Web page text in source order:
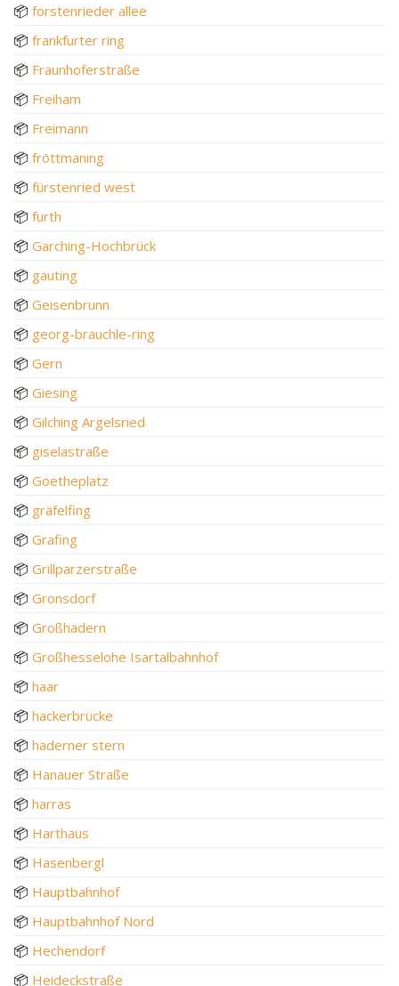
📦 forstenrieder allee
📦 frankfurter ring
📦 Fraunhoferstraße
📦 Freiham
📦 Freimann
📦 fröttmaning
📦 fürstenried west
📦 furth
📦 Garching-Hochbrück
📦 gauting
📦 Geisenbrunn
📦 georg-brauchle-ring
📦 Gern
📦 Giesing
📦 Gilching Argelsried
📦 giselastraße
📦 Goetheplatz
📦 gräfelfing
📦 Grafing
📦 Grillparzerstraße
📦 Gronsdorf
📦 Großhadern
📦 Großhesselohe Isartalbahnhof
📦 haar
📦 hackerbrücke
📦 haderner stern
📦 Hanauer Straße
📦 harras
📦 Harthaus
📦 Hasenbergl
📦 Hauptbahnhof
📦 Hauptbahnhof Nord
📦 Hechendorf
📦 Heideckstraße